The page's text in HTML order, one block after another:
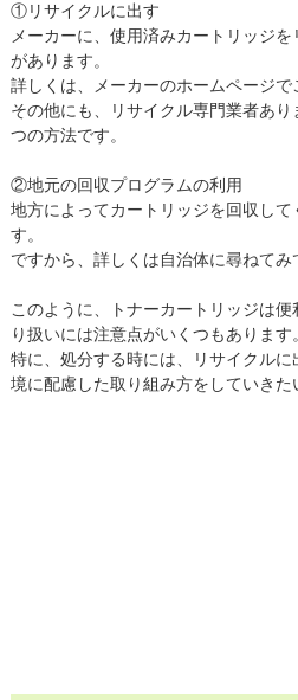
①リサイクルに出す
メーカーに、使用済みカートリッジ
があります。
詳しくは、メーカーのホームページで
その他にも、リサイクル専門業者あ
つの方法です。
②地元の回収プログラムの利用
地方によってカートリッジを回収し
す。
ですから、詳しくは自治体に尋ねてみ
このように、トナーカートリッジは
り扱いには注意点がいくつもあります。
特に、処分する時には、リサイクル
境に配慮した取り組み方をしていきた